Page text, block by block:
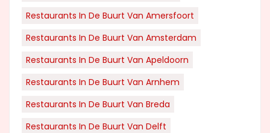
Restaurants In De Buurt Van Amersfoort
Restaurants In De Buurt Van Amsterdam
Restaurants In De Buurt Van Apeldoorn
Restaurants In De Buurt Van Arnhem
Restaurants In De Buurt Van Breda
Restaurants In De Buurt Van Delft